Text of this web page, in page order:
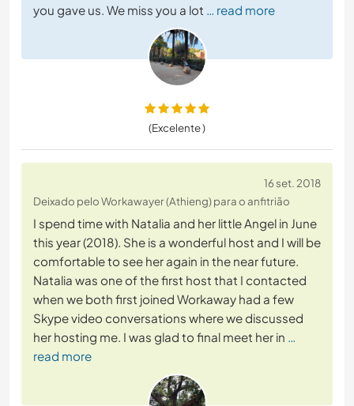
you gave us. We miss you a lot … read more
(Excelente )
16 set. 2018
Deixado pelo Workawayer (Athieng) para o anfitrião
I spend time with Natalia and her little Angel in June
this year (2018). She is a wonderful host and I will be
comfortable to see her again in the near future.
Natalia was one of the first host that I contacted
when we both first joined Workaway had a few
Skype video conversations where we discussed
her hosting me. I was glad to final meet her in …
read more